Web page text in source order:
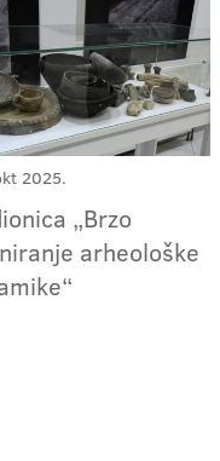
2025.
„Brzo
arheološke